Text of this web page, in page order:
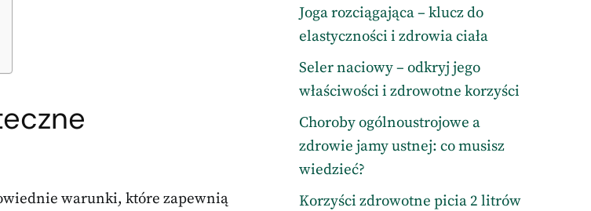
warunki, które zapewnią
Joga rozciągająca – klucz do
elastyczności i zdrowia ciała
Seler naciowy – odkryj jego
właściwości i zdrowotne korzyści
Choroby ogólnoustrojowe a
zdrowie jamy ustnej: co musisz
wiedzieć?
Korzyści zdrowotne picia 2 litrów